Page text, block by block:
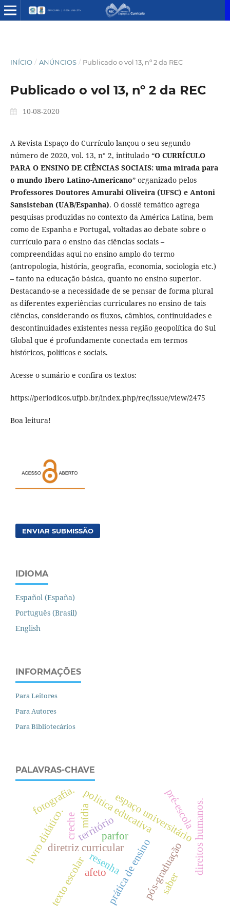
INÍCIO / ANÚNCIOS / Publicado o vol 13, nº 2 da REC
Publicado o vol 13, nº 2 da REC
10-08-2020
A Revista Espaço do Currículo lançou o seu segundo
número de 2020, vol. 13, n° 2, intitulado “O CURRÍCULO
PARA O ENSINO DE CIÊNCIAS SOCIAIS: uma mirada para
o mundo Ibero Latino-Americano” organizado pelos
Professores Doutores Amurabi Oliveira (UFSC) e Antoni
Sansisteban (UAB/Espanha). O dossiê temático agrega
pesquisas produzidas no contexto da América Latina, bem
como de Espanha e Portugal, voltadas ao debate sobre o
currículo para o ensino das ciências sociais –
compreendidas aqui no ensino amplo do termo
(antropologia, história, geografia, economia, sociologia etc.)
– tanto na educação básica, quanto no ensino superior.
Destacando-se a necessidade de se pensar de forma plural
as diferentes experiências curriculares no ensino de tais
ciências, considerando os fluxos, câmbios, continuidades e
descontinuidades existentes nessa região geopolítica do Sul
Global que é profundamente conectada em termos
históricos, políticos e sociais.
Acesse o sumário e confira os textos:
https://periodicos.ufpb.br/index.php/rec/issue/view/2475
Boa leitura!
ENVIAR SUBMISSÃO
IDIOMA
Español (España)
Português (Brasil)
English
INFORMAÇÕES
Para Leitores
Para Autores
Para Bibliotecários
PALAVRAS-CHAVE
resenha
território
diretriz curricularprática de ensino
texto escolar
espaço universitário
pós-graduação
saber
política educativa
mídia
livro didático. d
i
r
e
i
t
o
s
h
u
m
a
n
o
s
.
parfor
pré-escola
creche
fotografia.
afeto